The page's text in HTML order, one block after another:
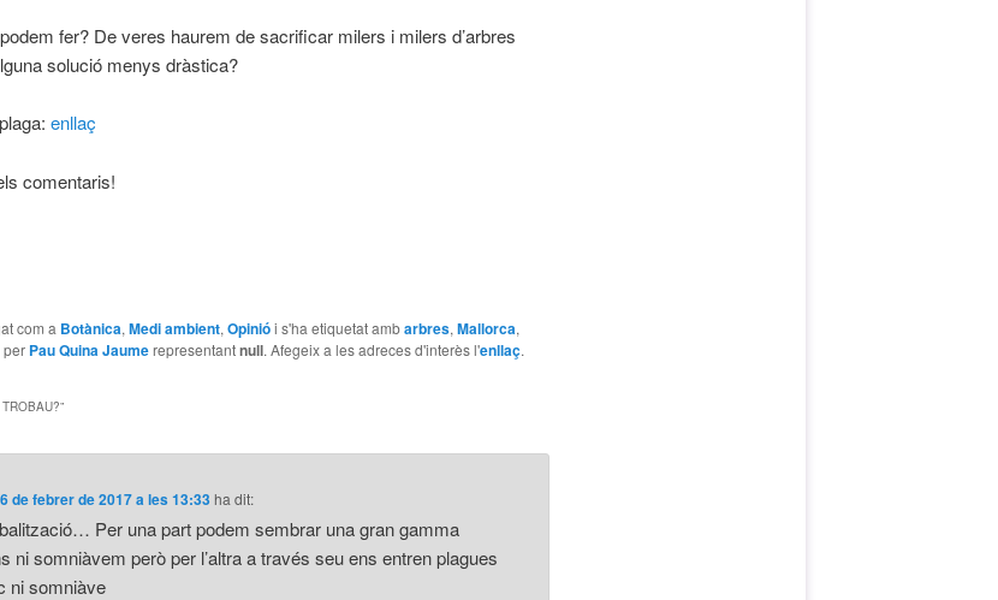
fer? De veres haurem de sacrificar milers i milers d’arbres
solució menys dràstica?
enllaç
comentaris!
com a Botànica, Medi ambient, Opiniói s'ha etiquetat ambarbres, Mallorca,
per Pau Quina Jaumerepresentantnull. Afegeix a les adreces d'interès l'enllaç.
”
6 de febrer de 2017 a les 13:33ha dit:
Per una part podem sembrar una gran gamma
ni somniàvem però per l’altra a través seu ens entren plagues
ni somniàve